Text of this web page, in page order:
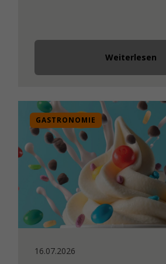
Weiterlesen
GASTRONOMIE
16.07.2026